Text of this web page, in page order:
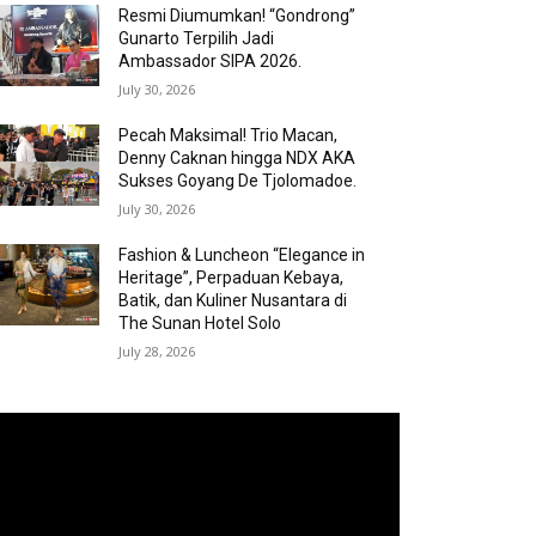
Resmi Diumumkan! “Gondrong”
Gunarto Terpilih Jadi
Ambassador SIPA 2026.
July 30, 2026
Pecah Maksimal! Trio Macan,
Denny Caknan hingga NDX AKA
Sukses Goyang De Tjolomadoe.
July 30, 2026
Fashion & Luncheon “Elegance in
Heritage”, Perpaduan Kebaya,
Batik, dan Kuliner Nusantara di
The Sunan Hotel Solo
July 28, 2026